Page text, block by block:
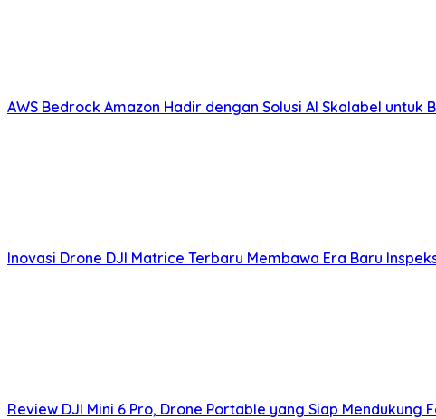
AWS Bedrock Amazon Hadir dengan Solusi AI Skalabel
Inovasi Drone DJI Matrice Terbaru Membawa Era Baru
Review DJI Mini 6 Pro, Drone Portable yang Siap